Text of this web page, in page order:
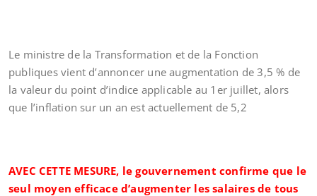
Le ministre de la Transformation et de la Fonction
publiques vient d’annoncer une augmentation de 3,5 % de
la valeur du point d’indice applicable au 1er juillet, alors
que l’inflation sur un an est actuellement de 5,2
AVEC CETTE MESURE, le gouvernement confirme que le
seul moyen efficace d’augmenter les salaires de tous